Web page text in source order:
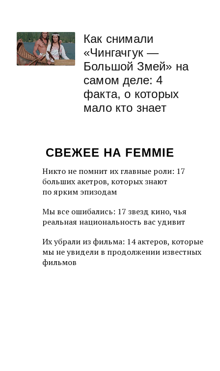
Как снимали
«Чингачгук —
Большой Змей» на
самом деле: 4
факта, о которых
мало кто знает
СВЕЖЕЕ НА FEMMIE
Никто не помнит их главные роли: 17
больших акетров, которых знают
по ярким эпизодам
Мы все ошибались: 17 звезд кино, чья
реальная национальность вас удивит
Их убрали из фильма: 14 актеров, которые
мы не увидели в продолжении известных
фильмов